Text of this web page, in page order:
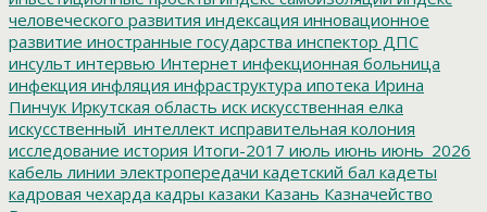
человеческого развития индексация инновационное
развитие иностранные государства инспектор ДПС
инсульт интервью Интернет инфекционная больница
инфекция инфляция инфраструктура ипотека Ирина
Пинчук Иркутская область иск искусственная елка
искусственный_интеллект исправительная колония
исследование история Итоги-2017 июль июнь июнь_2026
кабель линии электропередачи кадетский бал кадеты
кадровая чехарда кадры казаки Казань Казначейство